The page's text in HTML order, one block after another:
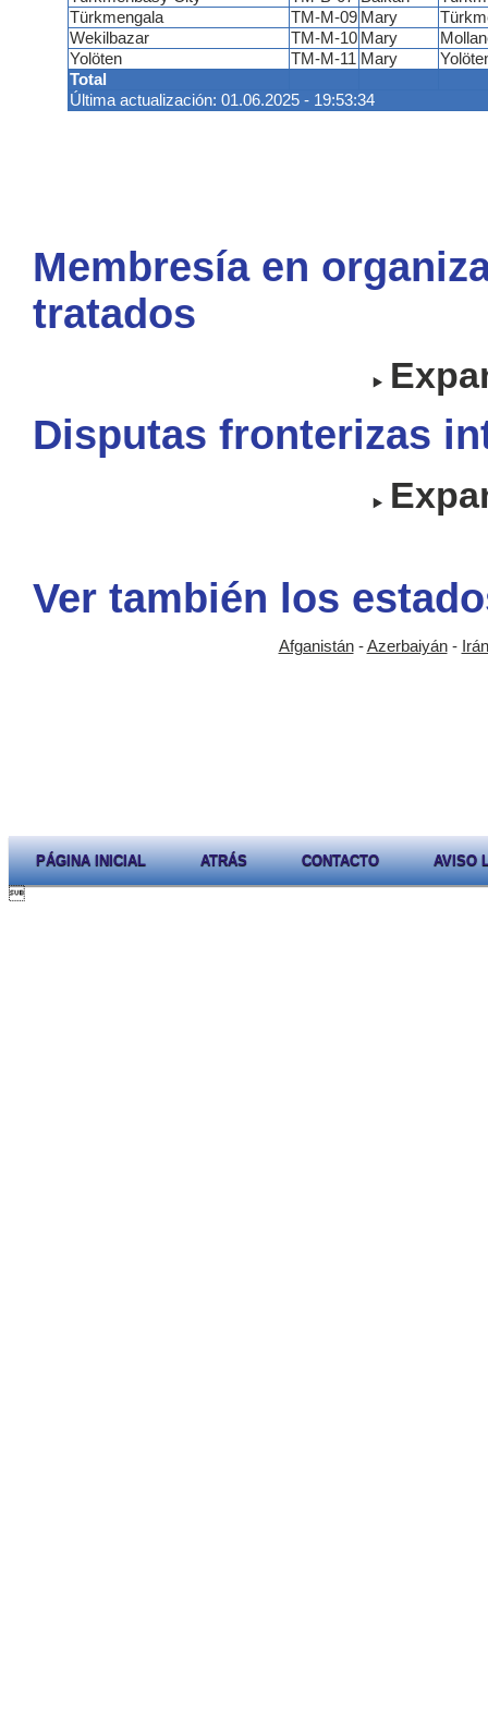
Total
Última actualización: 01.06.2025 - 19:53:34
Türkmengala
TM-M-09 Mary
Wekilbazar
TM-M-10 Mary
Yolöten
TM-M-11 Mary
Membresía en
tratados
Disputas fronterizas
Ver también los
Afganistán-Azerbaiyán- Irán
PÁGINA INICIAL ATRÁS CONTACTO AVISO
